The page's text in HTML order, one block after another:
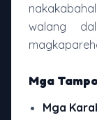
walang
Mga
Mga